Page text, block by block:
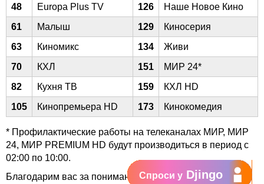
48
Europa Plus TV 126
Наше Новое Кино
61
Малыш 129
Киносерия
63
Киномикс 134
Живи
70
КХЛ 151
МИР 24*
82
Кухня ТВ 159
КХЛ HD
105
Кинопремьера HD 173 Кинокомедия
* Профилактические работы на телеканалах МИР, МИР
24, МИР PREMIUM HD будут производиться в период с
02:00 по 10:00.
Благодарим вас за понимание.Спроси у Djingo